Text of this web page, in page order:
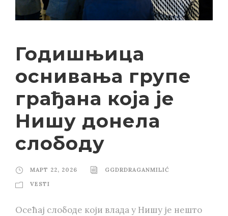
Годишњица
оснивања групе
грађана која је
Нишу донела
слободу
МАРТ 22, 2026
GGDRDRAGANMILIĆ
VESTI
Осећај слободе који влада у Нишу је нешто